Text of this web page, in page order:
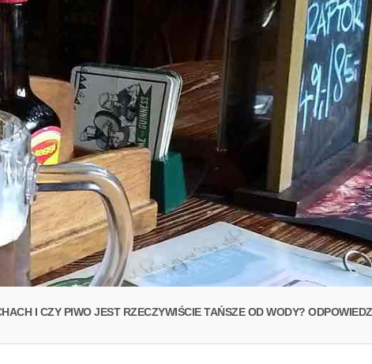
I CZY PIWO JEST RZECZYWIŚCIE TAŃSZE OD WODY?